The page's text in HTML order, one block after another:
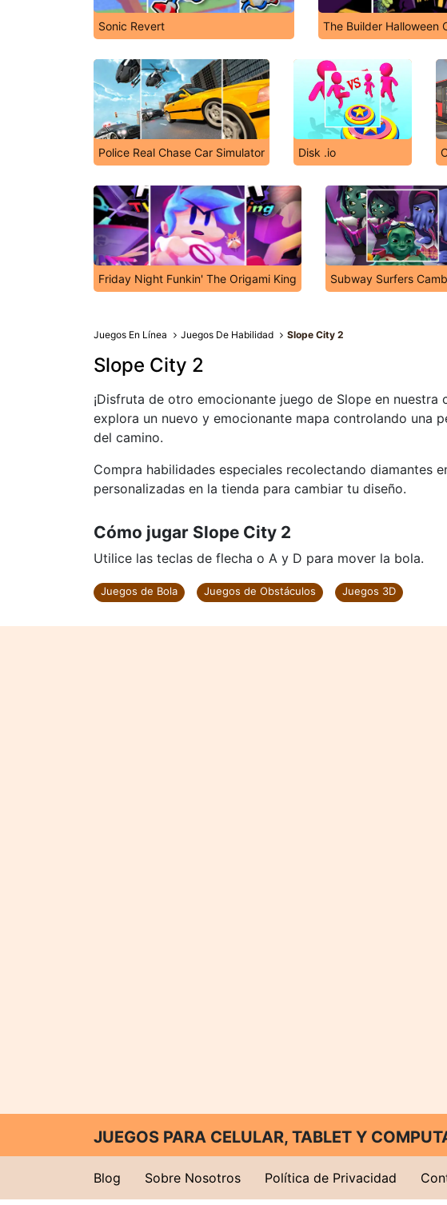
Sonic Revert The Builder Halloween
Police Real Chase Car Simulator Disk .io
Friday Night Funkin' The Origami King Subway Surfers
Juegos En Línea Juegos De Habilidad Slope City 2
Slope City 2
¡Disfruta de otro emocionante juego de Slope en nuestra
explora un nuevo y emocionante mapa controlando una
del camino.
Compra habilidades especiales recolectando diamantes
personalizadas en la tienda para cambiar tu diseño.
Cómo jugar Slope City 2
Utilice las teclas de flecha o A y D para mover la bola.
Juegos de Bola Juegos de Obstáculos Juegos 3D
JUEGOS PARA CELULAR, TABLET Y
Blog Sobre Nosotros Política de Privacidad